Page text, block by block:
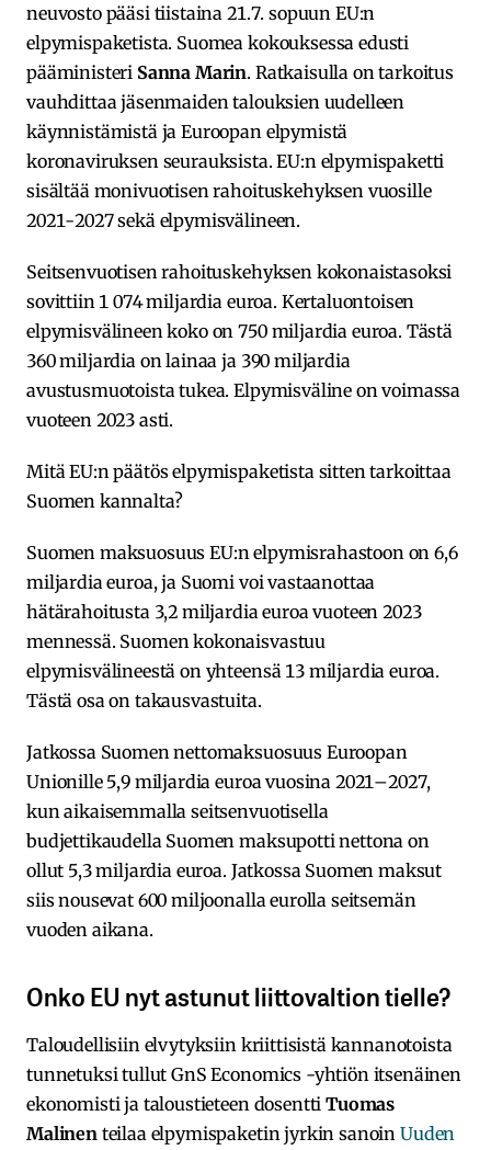
neuvosto pääsi tiistaina 21.7. sopuun EU:n
elpymispaketista. Suomea kokouksessa edusti
pääministeri Sanna Marin. Ratkaisulla on tarkoitus
vauhdittaa jäsenmaiden talouksien uudelleen
käynnistämistä ja Euroopan elpymistä
koronaviruksen seurauksista. EU:n elpymispaketti
sisältää monivuotisen rahoituskehyksen vuosille
2021-2027 sekä elpymisvälineen.
Seitsenvuotisen rahoituskehyksen kokonaistasoksi
sovittiin 1 074 miljardia euroa. Kertaluontoisen
elpymisvälineen koko on 750 miljardia euroa. Tästä
360 miljardia on lainaa ja 390 miljardia
avustusmuotoista tukea. Elpymisväline on voimassa
vuoteen 2023 asti.
Mitä EU:n päätös elpymispaketista sitten tarkoittaa
Suomen kannalta?
Suomen maksuosuus EU:n elpymisrahastoon on 6,6
miljardia euroa, ja Suomi voi vastaanottaa
hätärahoitusta 3,2 miljardia euroa vuoteen 2023
mennessä. Suomen kokonaisvastuu
elpymisvälineestä on yhteensä 13 miljardia euroa.
Tästä osa on takausvastuita.
Jatkossa Suomen nettomaksuosuus Euroopan
Unionille 5,9 miljardia euroa vuosina 2021–2027,
kun aikaisemmalla seitsenvuotisella
budjettikaudella Suomen maksupotti nettona on
ollut 5,3 miljardia euroa. Jatkossa Suomen maksut
siis nousevat 600 miljoonalla eurolla seitsemän
vuoden aikana.
Onko EU nyt astunut liittovaltion tielle?
Taloudellisiin elvytyksiin kriittisistä kannanotoista
tunnetuksi tullut GnS Economics -yhtiön itsenäinen
ekonomisti ja taloustieteen dosenttiTuomas
Malinen teilaa elpymispaketin jyrkin sanoin Uuden